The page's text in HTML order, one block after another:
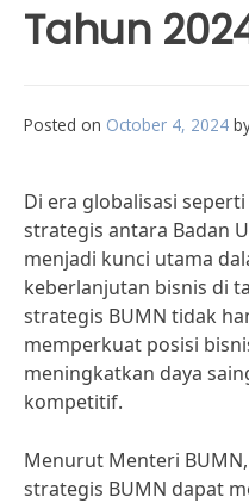
Tahun
Posted on October 4, 2024
Di era globalisasi
strategis antara Badan
menjadi kunci utama
keberlanjutan bisnis di
strategis BUMN tidak
memperkuat posisi
meningkatkan daya
kompetitif.
Menurut Menteri
strategis BUMN dapat